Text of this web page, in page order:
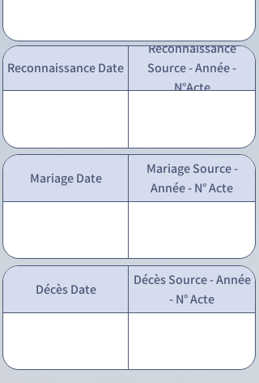
Reconnaissance Date
Reconnaissance
Source - Année -
N°Acte
Mariage Date
Mariage Source -
Année - N° Acte
Décès Date
Décès Source - Année
- N° Acte